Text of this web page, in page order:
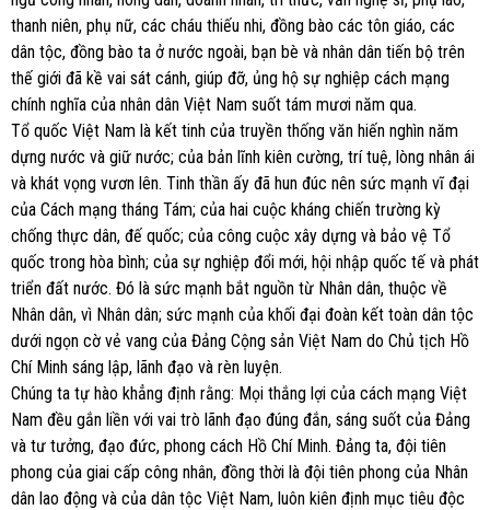
thanh niên, phụ nữ, các cháu thiếu nhi, đồng bào các tôn giáo, các
dân tộc, đồng bào ta ở nước ngoài, bạn bè và nhân dân tiến bộ trên
thế giới đã kề vai sát cánh, giúp đỡ, ủng hộ sự nghiệp cách mạng
chính nghĩa của nhân dân Việt Nam suốt tám mươi năm qua.
Tổ quốc Việt Nam là kết tinh của truyền thống văn hiến nghìn năm
dựng nước và giữ nước; của bản lĩnh kiên cường, trí tuệ, lòng nhân ái
và khát vọng vươn lên. Tinh thần ấy đã hun đúc nên sức mạnh vĩ đại
của Cách mạng tháng Tám; của hai cuộc kháng chiến trường kỳ
chống thực dân, đế quốc; của công cuộc xây dựng và bảo vệ Tổ
quốc trong hòa bình; của sự nghiệp đổi mới, hội nhập quốc tế và phát
triển đất nước. Đó là sức mạnh bắt nguồn từ Nhân dân, thuộc về
Nhân dân, vì Nhân dân; sức mạnh của khối đại đoàn kết toàn dân tộc
dưới ngọn cờ vẻ vang của Đảng Cộng sản Việt Nam do Chủ tịch Hồ
Chí Minh sáng lập, lãnh đạo và rèn luyện.
Chúng ta tự hào khẳng định rằng: Mọi thắng lợi của cách mạng Việt
Nam đều gắn liền với vai trò lãnh đạo đúng đắn, sáng suốt của Đảng
và tư tưởng, đạo đức, phong cách Hồ Chí Minh. Đảng ta, đội tiên
phong của giai cấp công nhân, đồng thời là đội tiên phong của Nhân
dân lao động và của dân tộc Việt Nam, luôn kiên định mục tiêu độc